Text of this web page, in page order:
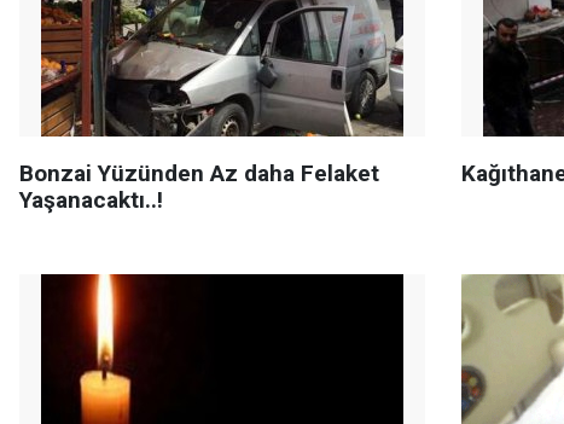
Bonzai Yüzünden Az daha Felaket
Yaşanacaktı..!